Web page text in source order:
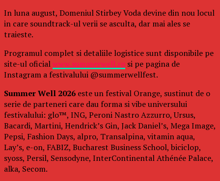
In luna august, Domeniul Stirbey Voda devine din nou locul
in care soundtrack-ul verii se asculta, dar mai ales se
traieste.
Programul complet si detaliile logistice sunt disponibile pe
site-ul oficialwww.summerwell.ro si pe pagina de
Instagram a festivalului @summerwellfest.
Summer Well 2026 este un festival Orange, sustinut de o
serie de parteneri care dau forma si vibe universului
festivalului: glo™, ING, Peroni Nastro Azzurro, Ursus,
Bacardi, Martini, Hendrick’s Gin, Jack Daniel’s, Mega Image,
Pepsi, Fashion Days, alpro, Transalpina, vitamin aqua,
Lay’s, e-on, FABIZ, Bucharest Business School, biciclop,
syoss, Persil, Sensodyne, InterContinental Athénée Palace,
alka, Secom.